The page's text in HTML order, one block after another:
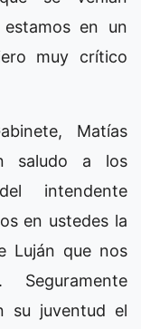
en un
muy crítico
Matías
saludo a los
intendente
en ustedes la
Luján que nos
Seguramente
su juventud el